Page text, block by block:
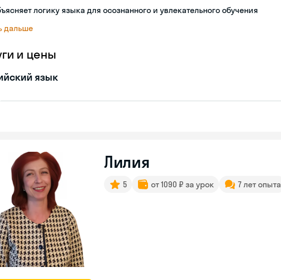
логику языка для осознанного и увлекательного обучения
дальше
и цены
язык
Лилия
5 от 1090 ₽ за урок 7 лет опыта